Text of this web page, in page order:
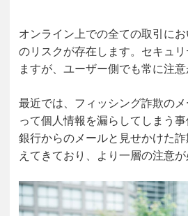
オンライン上での全ての取引に
のリスクが存在します。セキュ
ますが、ユーザー側でも常に注意
最近では、フィッシング詐欺の
って個人情報を漏らしてしまう
銀行からのメールと見せかけた
えてきており、より一層の注意が